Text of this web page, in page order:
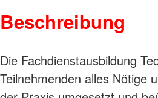
Beschreibung
Die Fachdienstausbildung
Teilnehmenden alles Nötige